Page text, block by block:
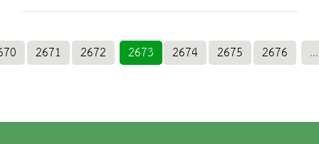
2671 2672 2673 2674 2675 2676 ...